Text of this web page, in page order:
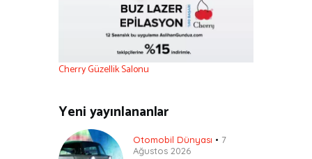
Cherry Güzellik Salonu
Yeni yayınlananlar
Otomobil Dünyası
7
Ağustos 2026